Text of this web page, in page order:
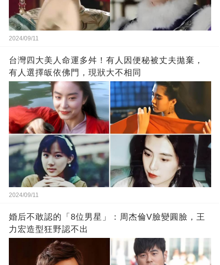
2024/09/11
台灣四大美人命運多舛！有人因便秘被丈夫拋棄，
有人選擇皈依佛門，現狀大不相同
2024/09/11
婚后不敢認的「8位男星」：周杰倫V臉變圓臉，王
力宏造型狂野認不出